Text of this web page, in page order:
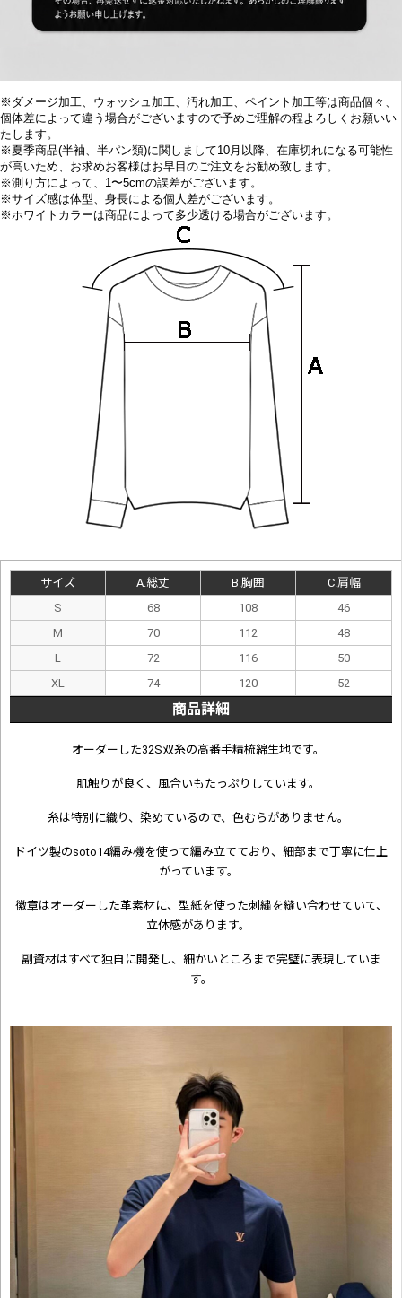
※ダメージ加工、ウォッシュ加工、汚れ加工、ペイント加工等は商品個々、
個体差によって違う場合がございますので予めご理解の程よろしくお願いい
たします。
※ 夏季商品(半袖、半パン類)に関しまして10月以降、在庫切れになる可能性
が高いため、お求めお客様はお早目のご注文をお勧め致します。
※測り方によって、1〜5cmの誤差がございます。
※サイズ感は体型、身長による個人差がございます。
※ホワイトカラーは商品によって多少透ける場合がございます。
サイズ A.総丈 B.胸囲
C.肩幅
S
68 108
46
M
70 112
48
L
72 116
50
XL
74 120 52
商品詳細
オーダーした32S双糸の高番手精梳綿生地です。
肌触りが良く、風合いもたっぷりしています。
糸は特別に織り、染めているので、色むらがありません。
ドイツ製のsoto14編み機を使って編み立てており、細部まで丁寧に仕上
がっています。
徽章はオーダーした革素材に、型紙を使った刺繍を縫い合わせていて、
立体感があります。
副資材はすべて独自に開発し、細かいところまで完璧に表現していま
す。